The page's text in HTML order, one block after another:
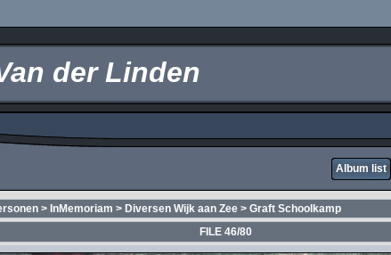
der Linden
Album list
> InMemoriam > Diversen Wijk aan Zee > Graft Schoolkamp
FILE 46/80